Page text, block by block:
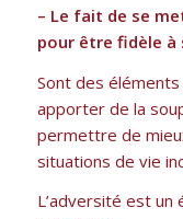
– Le fait de se
pour être fidèle à
Sont des
apporter de la
permettre de
situations de vie
L’adversité est un